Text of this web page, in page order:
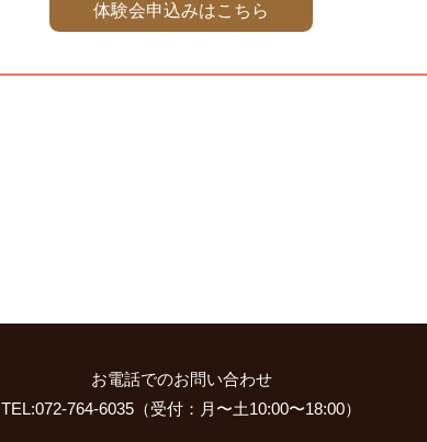
体験会申込みはこちら
お電話でのお問い合わせ
TEL:072-764-6035（受付：月〜土10:00〜18:00）